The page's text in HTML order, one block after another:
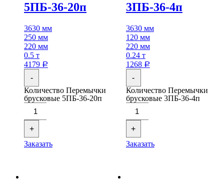
5ПБ-36-20п
3630 мм
250 мм
220 мм
0.5 т
4179 Р
-
Количество Перемычки
брусковые 5ПБ-36-20п
+
Заказать
3ПБ-36-4п
3630 мм
120 мм
220 мм
0.24 т
1268 Р
-
Количество Перемычки
брусковые 3ПБ-36-4п
+
Заказать